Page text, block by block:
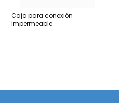
Caja para conexión
Impermeable